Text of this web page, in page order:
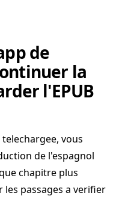
de
la
l'EPUB
vous
de l'espagnol
chapitre plus
passages a verifier